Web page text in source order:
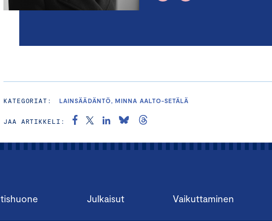
KATEGORIAT: LAINSÄÄDÄNTÖ, MINNA AALTO-SETÄLÄ
JAA ARTIKKELI:
Julkaisut Vaikuttaminen